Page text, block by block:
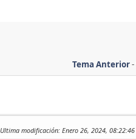
Tema Anterior-
Ultima modificación: Enero 26, 2024,